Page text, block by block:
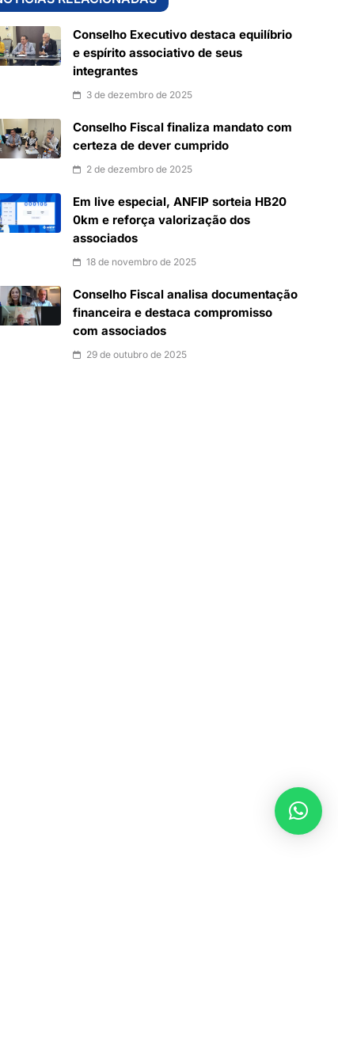
Conselho Executivo destaca equilíbrio
e espírito associativo de seus
integrantes
3 de dezembro de 2025
Conselho Fiscal finaliza mandato com
certeza de dever cumprido
2 de dezembro de 2025
Em live especial, ANFIP sorteia HB20
0km e reforça valorização dos
associados
18 de novembro de 2025
Conselho Fiscal analisa documentação
financeira e destaca compromisso
com associados
29 de outubro de 2025